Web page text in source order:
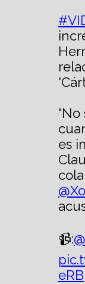
es
📹:
eRB